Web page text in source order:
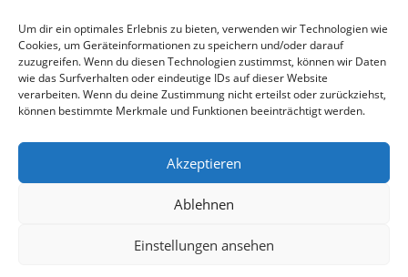
Um dir ein optimales Erlebnis zu bieten, verwenden wir Technologien wie
Cookies, um Geräteinformationen zu speichern und/oder darauf
zuzugreifen. Wenn du diesen Technologien zustimmst, können wir Daten
wie das Surfverhalten oder eindeutige IDs auf dieser Website
verarbeiten. Wenn du deine Zustimmung nicht erteilst oder zurückziehst,
können bestimmte Merkmale und Funktionen beeinträchtigt werden.
Akzeptieren
Ablehnen
Einstellungen ansehen
Biologisches Wunder in Ceuta
Ein vermeintliches Abschiebemärchen
Archiv